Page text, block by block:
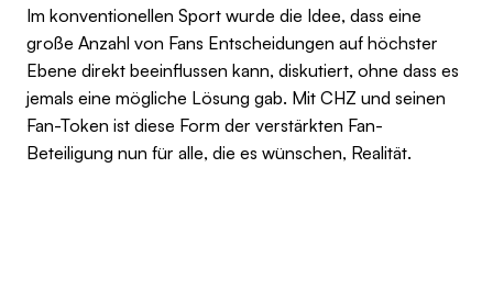
Im konventionellen Sport wurde die Idee, dass eine
große Anzahl von Fans Entscheidungen auf höchster
Ebene direkt beeinflussen kann, diskutiert, ohne dass es
jemals eine mögliche Lösung gab. Mit CHZ und seinen
Fan-Token ist diese Form der verstärkten Fan-
Beteiligung nun für alle, die es wünschen, Realität.